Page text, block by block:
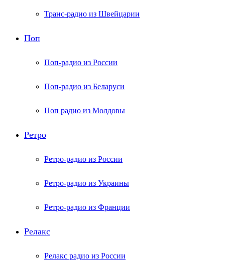
Транс-радио из Швейцарии
Поп
Поп-радио из России
Поп-радио из Беларуси
Поп радио из Молдовы
Ретро
Ретро-радио из России
Ретро-радио из Украины
Ретро-радио из Франции
Релакс
Релакс радио из России